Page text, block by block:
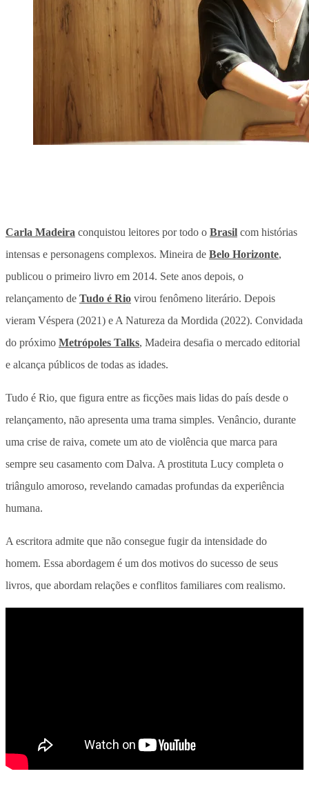
Carla Madeira conquistou leitores por todo o Brasil com histórias
intensas e personagens complexos. Mineira de Belo Horizonte,
publicou o primeiro livro em 2014. Sete anos depois, o
relançamento de Tudo é Rio virou fenômeno literário. Depois
vieram Véspera (2021) e A Natureza da Mordida (2022). Convidada
do próximo Metrópoles Talks, Madeira desafia o mercado editorial
e alcança públicos de todas as idades.
Tudo é Rio, que figura entre as ficções mais lidas do país desde o
relançamento, não apresenta uma trama simples. Venâncio, durante
uma crise de raiva, comete um ato de violência que marca para
sempre seu casamento com Dalva. A prostituta Lucy completa o
triângulo amoroso, revelando camadas profundas da experiência
humana.
A escritora admite que não consegue fugir da intensidade do
homem. Essa abordagem é um dos motivos do sucesso de seus
livros, que abordam relações e conflitos familiares com realismo.